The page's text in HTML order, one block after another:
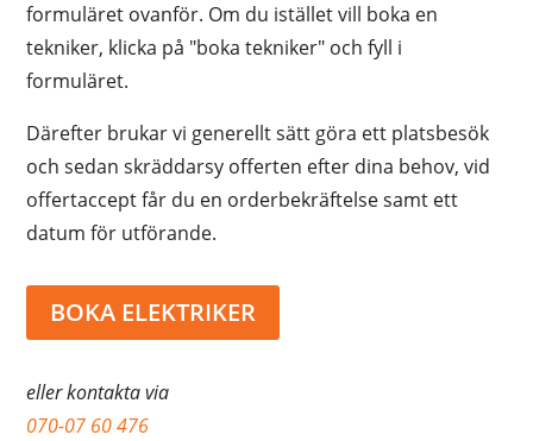
formuläret ovanför. Om du istället vill boka en
tekniker, klicka på "boka tekniker" och fyll i
formuläret.
Därefter brukar vi generellt sätt göra ett platsbesök
och sedan skräddarsy offerten efter dina behov, vid
offertaccept får du en orderbekräftelse samt ett
datum för utförande.
BOKA ELEKTRIKER
eller kontakta via
070-07 60 476